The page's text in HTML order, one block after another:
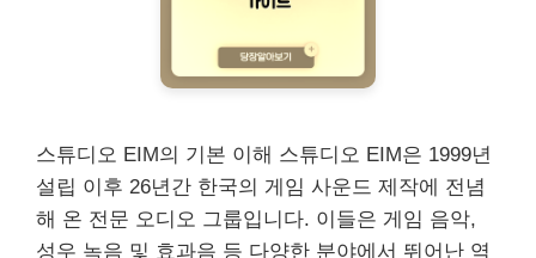
스튜디오 EIM의 기본 이해 스튜디오 EIM은 1999년
설립 이후 26년간 한국의 게임 사운드 제작에 전념
해 온 전문 오디오 그룹입니다. 이들은 게임 음악,
성우 녹음 및 효과음 등 다양한 분야에서 뛰어난 역